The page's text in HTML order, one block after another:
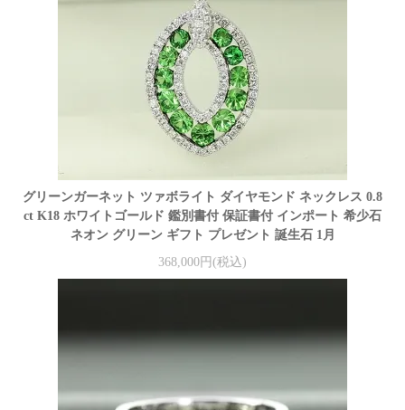
グリーンガーネット ツァボライト ダイヤモンド ネックレス 0.8
ct K18 ホワイトゴールド 鑑別書付 保証書付 インポート 希少石
ネオン グリーン ギフト プレゼント 誕生石 1月
368,000円(税込)